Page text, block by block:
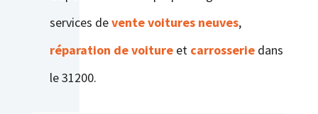
services devente voitures neuves,
réparation de voiture et carrosseriedans
le 31200.